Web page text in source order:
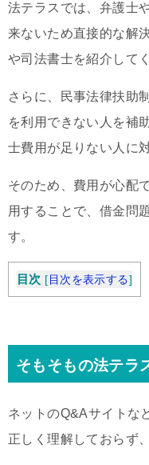
法テラスでは、弁護士
来ないため直接的な解
や司法書士を紹介して
さらに、民事法律扶助
を利用できない人を補
士費用が足りない人に
そのため、費用が心配
用することで、借金問
す。
目次 [ 目次を表示する]
そもそもの法テラ
ネットのQ&Aサイトな
正しく理解しておらず